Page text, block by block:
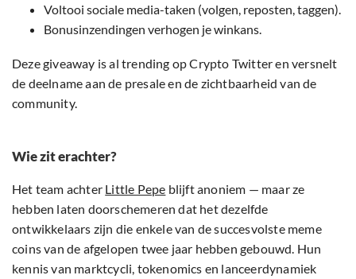
Voltooi sociale media-taken (volgen, reposten, taggen).
Bonusinzendingen verhogen je winkans.
Deze giveaway is al trending op Crypto Twitter en versnelt
de deelname aan de presale en de zichtbaarheid van de
community.
Wie zit erachter?
Het team achter Little Pepe blijft anoniem — maar ze
hebben laten doorschemeren dat het dezelfde
ontwikkelaars zijn die enkele van de succesvolste meme
coins van de afgelopen twee jaar hebben gebouwd. Hun
kennis van marktcycli, tokenomics en lanceerdynamiek